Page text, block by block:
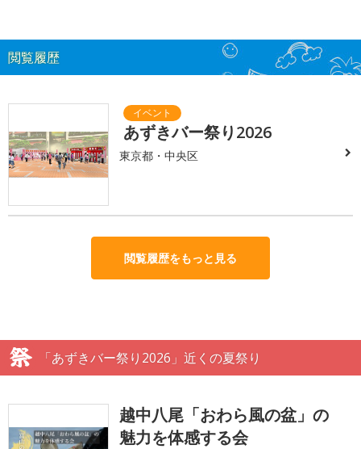
閲覧履歴
あずきバー祭り2026
東京都・中央区
閲覧履歴をもっと見る
「あずきバー祭り2026」近くの夏祭り
越中八尾「おわら風の盆」の
魅力を体感する会